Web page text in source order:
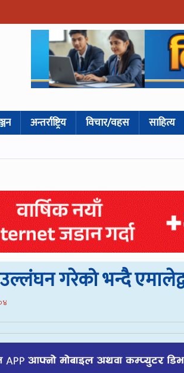
अन्तर्राष्ट्रिय विचार/वहस साहित्य
गरेको भन्दै